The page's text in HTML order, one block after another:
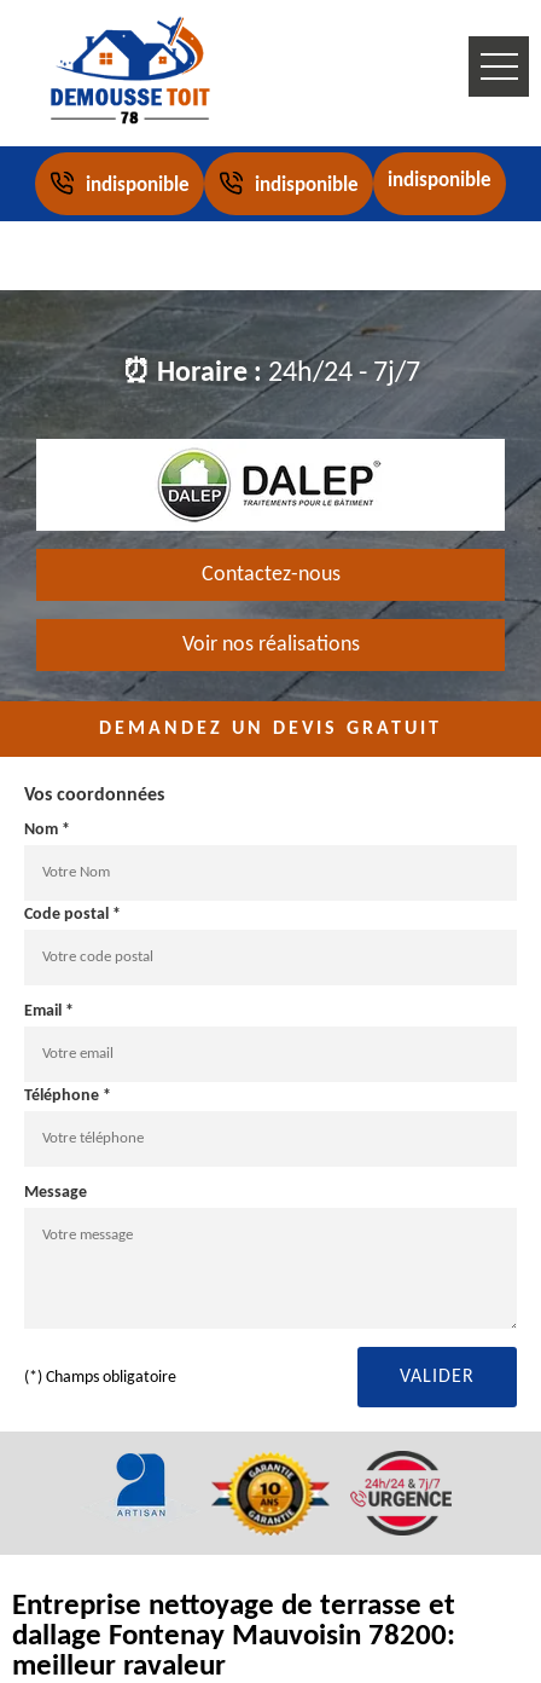
indisponible indisponible indisponible
⏰ Horaire : 24h/24 - 7j/7
Contactez-nous
Voir nos réalisations
DEMANDEZ UN DEVIS GRATUIT
Vos coordonnées
Nom *
Code postal *
Email *
Téléphone *
Message
(*) Champs obligatoire
Entreprise nettoyage de terrasse et
dallage Fontenay Mauvoisin 78200:
meilleur ravaleur